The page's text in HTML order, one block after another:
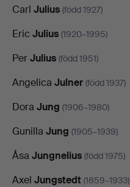
Carl Julius (född 1927)
Eric Julius (1920–1995)
PerJulius (född 1951)
Angelica Julner (född 1937)
Dora Jung (1906–1980)
Gunilla Jung (1905–1939)
Åsa Jungnelius (född 1975)
Axel Jungstedt (1859–1933)